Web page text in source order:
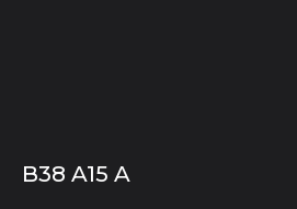
B38 A15 A